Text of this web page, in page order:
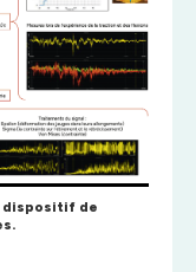
dispositif de